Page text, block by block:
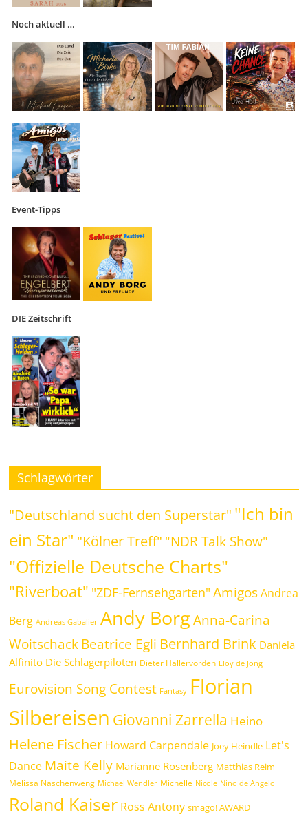
Noch aktuell …
Event-Tipps
DIE Zeitschrift
Schlagwörter
"Deutschland sucht den Superstar" "Ich bin
ein Star" "Kölner Treff" "NDR Talk Show"
"Offizielle Deutsche Charts"
"Riverboat" "ZDF-Fernsehgarten" Amigos Andrea
Berg Andreas Gabalier Andy Borg Anna-Carina
WoitschackBeatrice Egli Bernhard Brink Daniela
Alfinito Die Schlagerpiloten Dieter Hallervorden Eloy de Jong
Eurovision Song Contest Fantasy Florian
Silbereisen Giovanni Zarrella Heino
Helene Fischer Howard Carpendale Joey Heindle Let's
Dance Maite Kelly Marianne Rosenberg Matthias Reim
Melissa Naschenweng Michael Wendler Michelle Nicole Nino de Angelo
Roland Kaiser Ross Antony smago! AWARD